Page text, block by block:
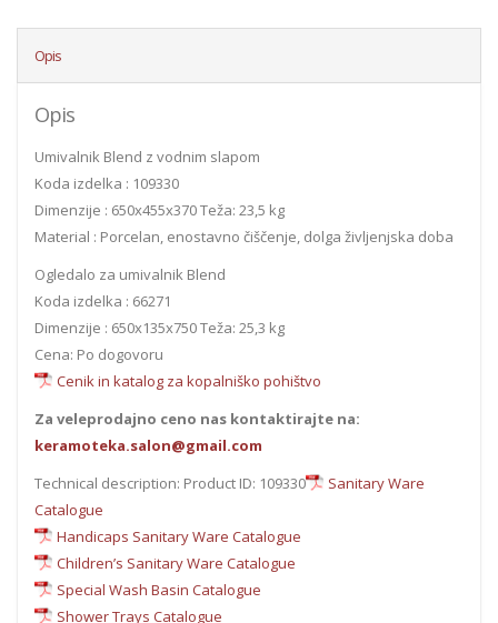
Opis
Opis
Umivalnik Blend z vodnim slapom
Koda izdelka : 109330
Dimenzije : 650x455x370 Teža: 23,5 kg
Material : Porcelan, enostavno čiščenje, dolga življenjska doba
Ogledalo za umivalnik Blend
Koda izdelka : 66271
Dimenzije : 650x135x750 Teža: 25,3 kg
Cena: Po dogovoru
Cenik in katalog za kopalniško pohištvo
Za veleprodajno ceno nas kontaktirajte na:
keramoteka.salon@gmail.com
Technical description: Product ID: 109330
Sanitary Ware
Catalogue
Handicaps Sanitary Ware Catalogue
Children’s Sanitary Ware Catalogue
Special Wash Basin Catalogue
Shower Trays Catalogue